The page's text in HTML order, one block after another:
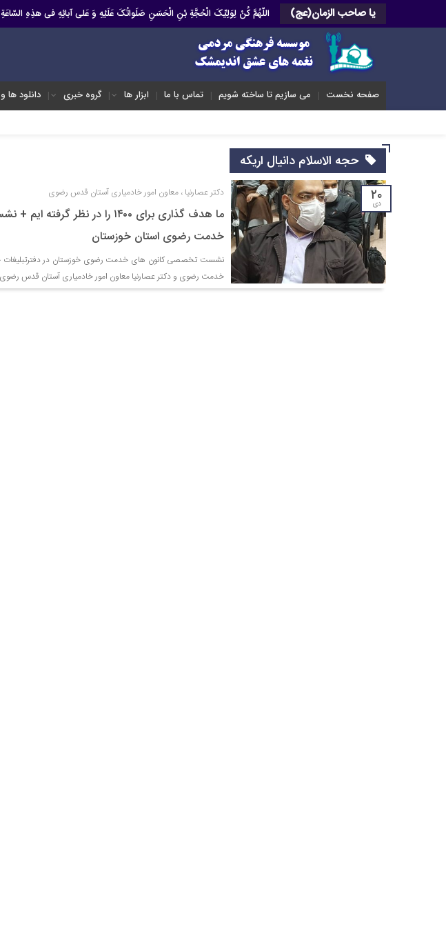
یا صاحب الزمان(عج) اللّهُمَّ کُنْ لِوَلِیِّکَ الْحُجَّةِ بْنِ الْحَسَنِ صَلَواتُکَ عَلَیْهِ وَ عَلى آبائِهِ فی هذِهِ
صفحه نخست می سازیم تا ساخته شویم تماس با ما ابزار ها گروه خبری دانلود ها
حجه الاسلام دانیال اریکه
۲۰
دی
دکتر عصارنیا ، معاون امور خادمیاری آستان قدس رضوی
ما هدف گذاری برای ۱۴۰۰ را در
خدمت رضوی استان خوزستان
نشست تخصصی کانون های خدمت رضوی خوزستان در دفترتبلیغات
خدمت رضوی و دکتر عصارنیا معاون امور خادمیاری آستان قدس رضوی،